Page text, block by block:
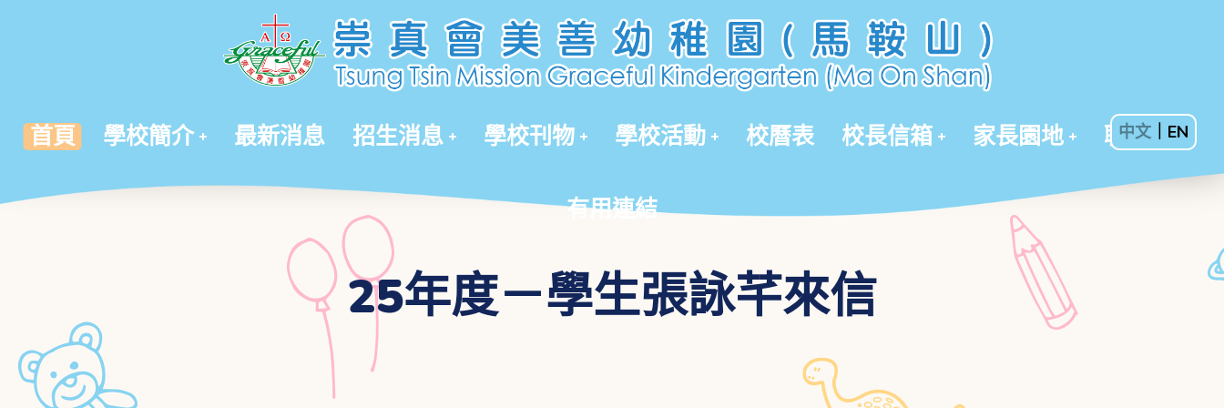
首頁 學校簡介 最新消息 招生消息 學校刊物 學校活動 校曆表 校長信箱 家長園地 聯絡我們
有用連結
中文 EN
有用連結
25年度－學生張詠芊來信